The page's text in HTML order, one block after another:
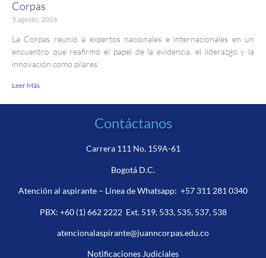
Corpas
5 agosto, 2026
La Corpas reunió a expertos nacionales e internacionales en un
encuentro que reafirmó el papel de la evidencia, el liderazgo y la
innovación como pilares
Leer Más
Contáctanos
Carrera 111 No. 159A-61
Bogotá D.C.
Atención al aspirante – Línea de Whatsapp: +57 311 281 0340
PBX: +60 (1) 662 2222Ext. 519, 533, 535, 537, 538
atencionalaspirante@juanncorpas.edu.co
Notificaciones Judiciales